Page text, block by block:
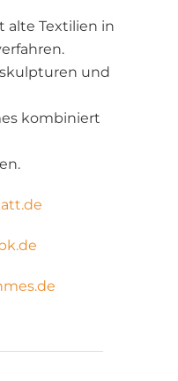
alte Textilien in
und
kombiniert